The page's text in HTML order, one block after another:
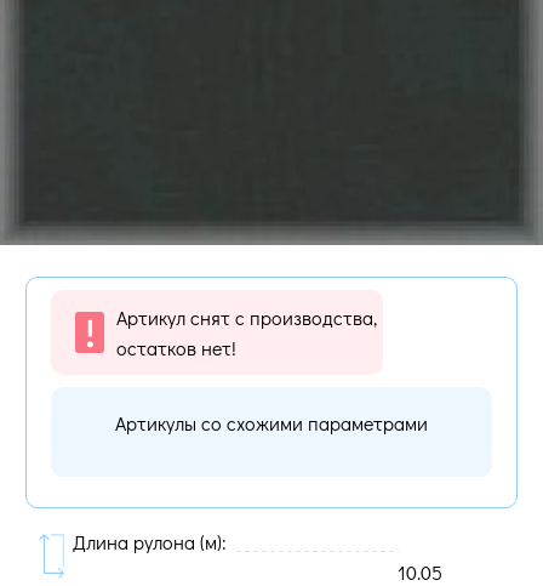
Артикул снят с производства,
остатков нет!
Артикулы со схожими параметрами
Длина рулона (м):
10.05